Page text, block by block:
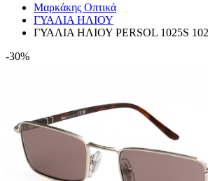
Μαρκάκης Οπτικά
ΓΥΑΛΙΑ ΗΛΙΟΥ
ΓΥΑΛΙΑ ΗΛΙΟΥ PERSOL 1025S
-30%